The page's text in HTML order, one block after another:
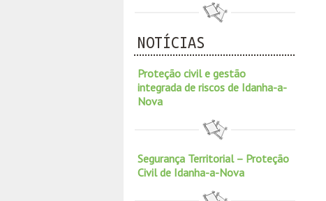
NOTÍCIAS
Proteção civil e gestão
integrada de riscos de Idanha-a-
Nova
Segurança Territorial – Proteção
Civil de Idanha-a-Nova